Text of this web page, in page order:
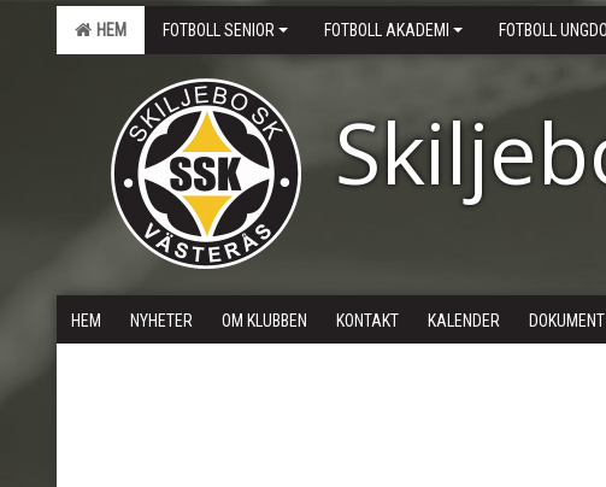
HEM FOTBOLL SENIOR FOTBOLL AKADEMI FOTBOLL
HEM NYHETER OM KLUBBEN KONTAKT KALENDER DOKUMENT